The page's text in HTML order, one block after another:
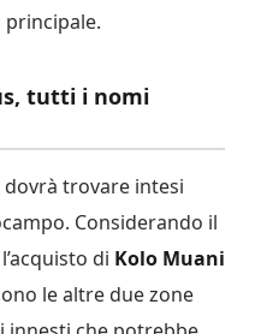
principale.
tutti i nomi
dovrà trovare intesi
Considerando il
di Kolo Muani
le altre due zone